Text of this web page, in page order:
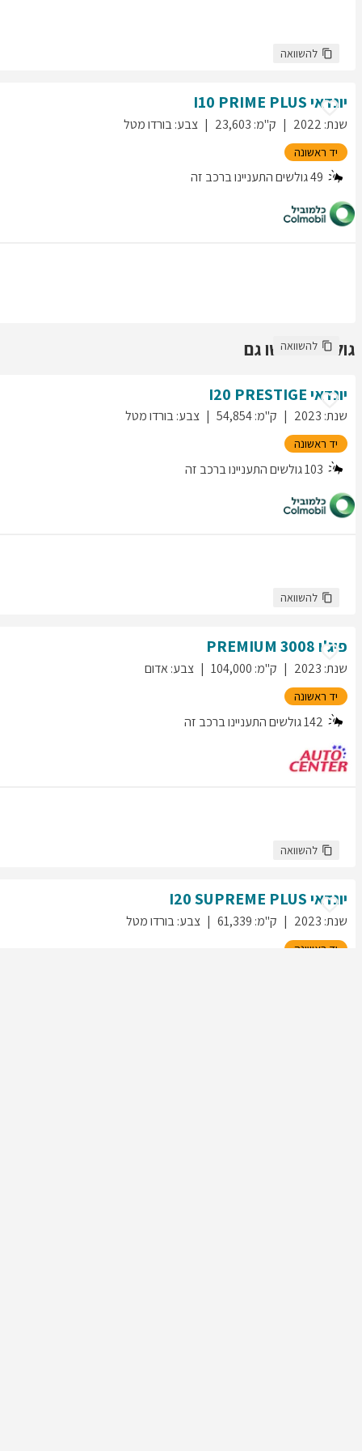
להשוואה
יונדאי I10 PRIME PLUS
שנת:
2022 ק"מ:
23,603 צבע:בורדו מטל
יד ראשונה
49גולשים התעניינו ברכב זה
גולשים חיפשו גם
להשוואה
יונדאי I20 PRESTIGE
שנת:
2023 ק"מ:
54,854 צבע:בורדו מטל
יד ראשונה
103גולשים התעניינו ברכב זה
להשוואה
פיג'ו3008
PREMIUM
שנת:
2023 ק"מ:
104,000 צבע:אדום
יד ראשונה
142גולשים התעניינו ברכב זה
להשוואה
יונדאי I20SUPREME PLUS
שנת:
2023 ק"מ:
61,339 צבע:בורדו מטל
יד ראשונה